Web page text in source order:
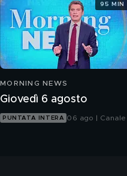
MORNING NEWS
Giovedì 6 agosto
PUNTATA INTERA 06 ago | Canale
95 MIN